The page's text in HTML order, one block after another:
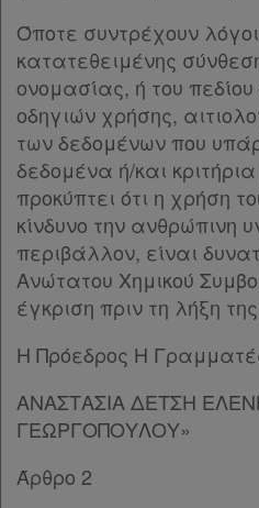
Όποτε συντρέχουν
κατατεθειμένης
ονομασίας, ή του
οδηγιών χρήσης,
των δεδομένων που
δεδομένα ή/και
προκύπτει ότι η χρήση
κίνδυνο την ανθρώπινη
περιβάλλον, είναι
Ανώτατου Χημικού
έγκριση πριν τη λήξη
Η Πρόεδρος Η
ΑΝΑΣΤΑΣΙΑ ΔΕΤΣΗ
ΓΕΩΡΓΟΠΟΥΛΟΥ»
Άρθρο 2